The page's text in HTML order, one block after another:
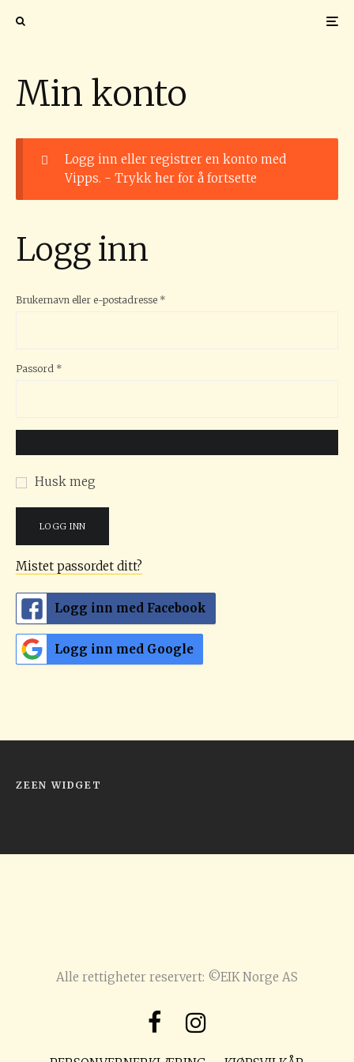
Min konto
Logg inn eller registrer en konto med
Vipps. - Trykk her for å fortsette
Logg inn
Brukernavn eller e-postadresse *
Passord *
Husk meg
LOGG INN
Mistet passordet ditt?
Logg inn med Facebook
Logg inn med Google
ZEEN WIDGET
Alle rettigheter reservert: ©EIK Norge AS